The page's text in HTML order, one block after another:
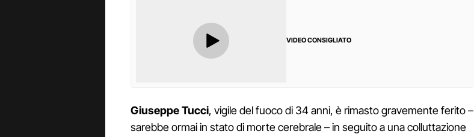
VIDEO CONSIGLIATO
Giuseppe Tucci, vigile del fuoco di 34 anni, è rimasto gravemente ferito –
sarebbe ormai in stato di morte cerebrale – in seguito a una colluttazione